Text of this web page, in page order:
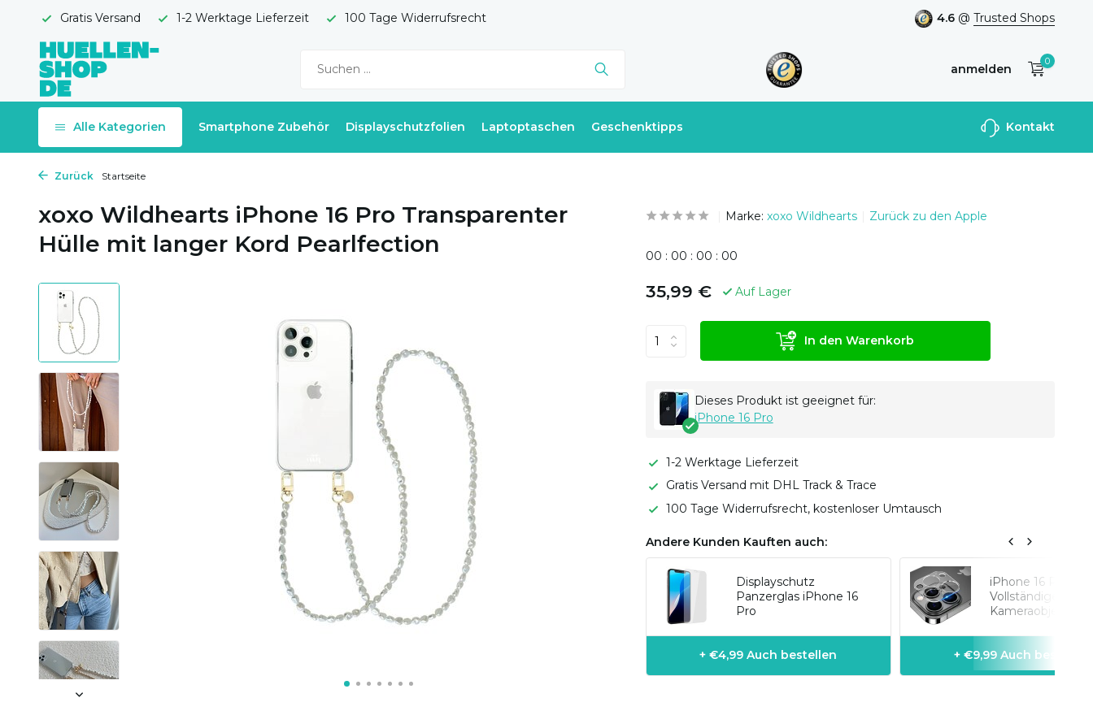
Gratis Versand 1-2 Werktage Lieferzeit 100 Tage Widerrufsrecht 4.6 @ Trusted Shops
anmelden
Benutzerkonto
0
Alle Kategorien Smartphone Zubehör Displayschutzfolien Laptoptaschen Geschenktipps Kontakt
Zurück Startseite
xoxo Wildhearts iPhone 16 Pro Transparenter
Hülle mit langer Kord Pearlfection
Marke: xoxo Wildhearts Zurück zu den Apple
00 : 00 : 00 : 00
35,99 € Auf Lager
In den Warenkorb
Dieses Produkt ist geeignet für:
iPhone 16 Pro
1-2 Werktage Lieferzeit
Gratis Versand mit DHL Track & Trace
100 Tage Widerrufsrecht, kostenloser Umtausch
Andere Kunden Kauften auch:
Displayschutz
Panzerglas iPhone 16
Pro
+ €4,99 Auch bestellen
iPhone 16 Pro
Vollständiger
+ €9,99 Auch bestellen